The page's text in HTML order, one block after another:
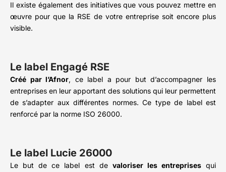
Il existe également des initiatives que vous pouvez mettre en
œuvre pour que la RSE de votre entreprise soit encore plus
visible.
Le label Engagé RSE
Créé par l’Afnor, ce label a pour but d’accompagner les
entreprises en leur apportant des solutions qui leur permettent
de s’adapter aux différentes normes. Ce type de label est
renforcé par la norme ISO 26000.
Le label Lucie 26000
Le but de ce label est de valoriser les entreprisesqui